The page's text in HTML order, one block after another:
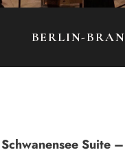
BERLIN-
Suite